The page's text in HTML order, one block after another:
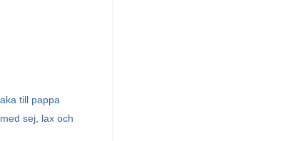
till pappa
sej, lax och